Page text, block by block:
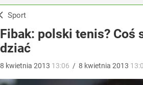
Sport
Fibak: polski tenis? Coś
dziać
8 kwietnia 2013 13:06 / 8 kwietnia 2013